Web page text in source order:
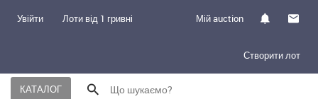
Увійти Лоти від 1 гривні Мій auction
Створити лот
КАТАЛОГ